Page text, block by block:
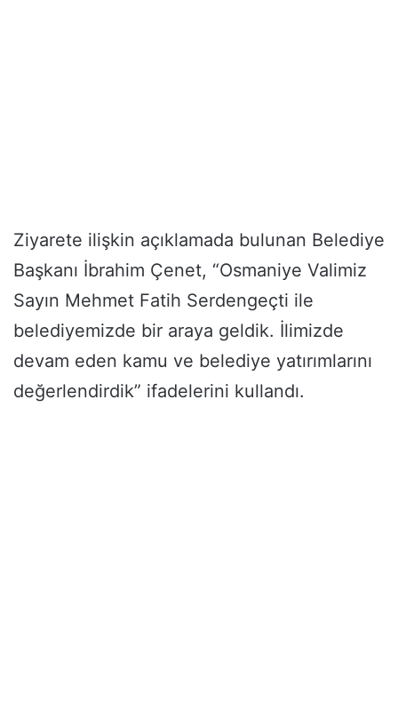
Ziyarete ilişkin açıklamada bulunan Belediye
Başkanı İbrahim Çenet, “Osmaniye Valimiz
Sayın Mehmet Fatih Serdengeçti ile
belediyemizde bir araya geldik. İlimizde
devam eden kamu ve belediye yatırımlarını
değerlendirdik” ifadelerini kullandı.